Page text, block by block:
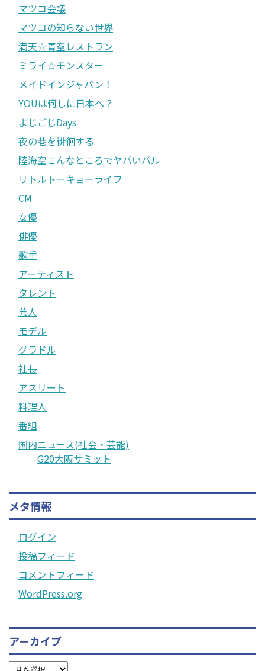
マツコ会議
マツコの知らない世界
満天☆青空レストラン
ミライ☆モンスター
メイドインジャパン！
YOUは何しに日本へ？
よじごじDays
夜の巷を徘徊する
陸海空こんなところでヤバいバル
リトルトーキョーライフ
CM
女優
俳優
歌手
アーティスト
タレント
芸人
モデル
グラドル
社長
アスリート
料理人
番組
国内ニュース(社会・芸能)
G20大阪サミット
メタ情報
ログイン
投稿フィード
コメントフィード
WordPress.org
アーカイブ